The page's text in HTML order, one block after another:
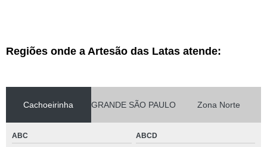
Regiões onde a Artesão das Latas atende:
Cachoeirinha GRANDE SÃO PAULO Zona Norte
ABC ABCD